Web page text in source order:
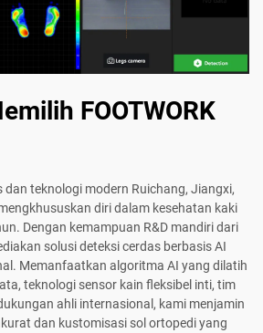
FOOTWORK
dan teknologi modern Ruichang, Jiangxi,
diri dalam kesehatan kaki
Dengan kemampuan R&D mandiri dari
solusi deteksi cerdas berbasis AI
Memanfaatkan algoritma AI yang dilatih
teknologi sensor kain fleksibel inti, tim
ahli internasional, kami menjamin
dan kustomisasi sol ortopedi yang